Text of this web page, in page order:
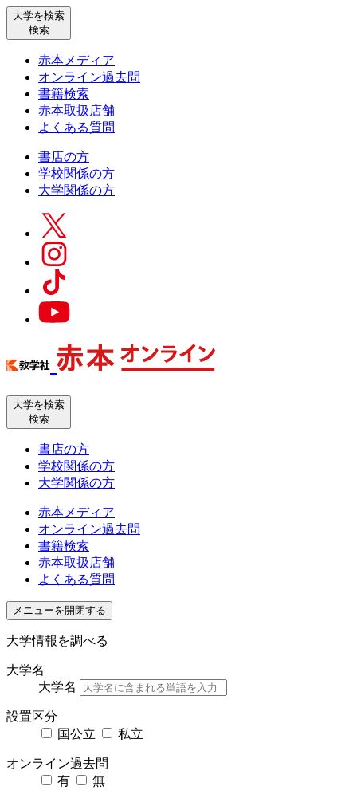
大学を検索
検索
赤本メディア
オンライン過去問
書籍検索
赤本取扱店舗
よくある質問
書店の方
学校関係の方
大学関係の方
大学を検索
検索
書店の方
学校関係の方
大学関係の方
赤本メディア
オンライン過去問
書籍検索
赤本取扱店舗
よくある質問
メニューを開閉する
大学情報を調べる
大学名
大学名
設置区分
国公立
私立
オンライン過去問
有
無